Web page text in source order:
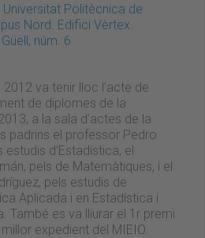
Politècnica de
Nord. Edifici Vèrtex.
núm. 6
va tenir lloc l’acte de
de diplomes de la
a la sala d’actes de la
padrins el professor Pedro
d’Estadística, el
pels de Matemàtiques, i el
pels estudis de
Aplicada i en Estadística i
També es va lliurar el 1r premi
expedient del MIEIO.